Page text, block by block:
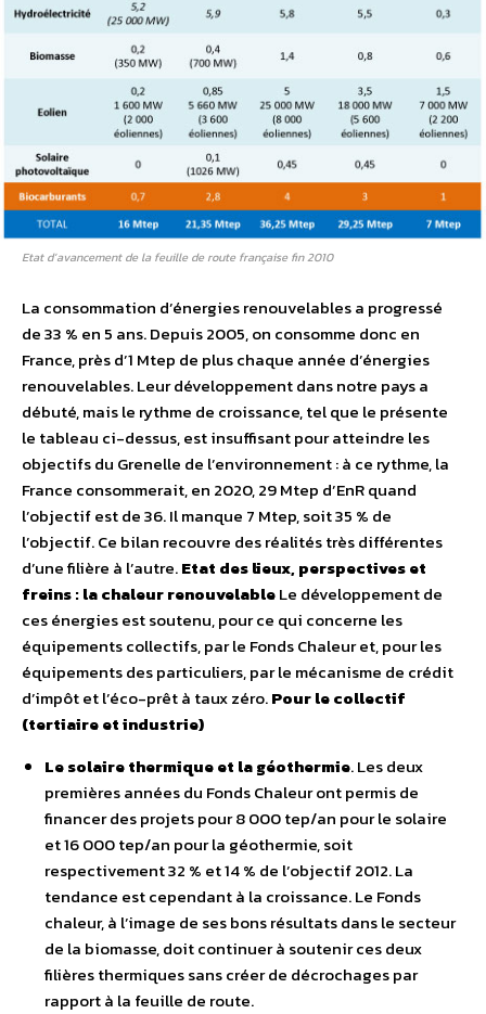
Etat d’avancement de la feuille de route française fin 2010
La consommation d’énergies renouvelables a progressé
de 33 % en 5 ans. Depuis 2005, on consomme donc en
France, près d’1 Mtep de plus chaque année d’énergies
renouvelables. Leur développement dans notre pays a
débuté, mais le rythme de croissance, tel que le présente
le tableau ci-dessus, est insuffisant pour atteindre les
objectifs du Grenelle de l’environnement : à ce rythme, la
France consommerait, en 2020, 29 Mtep d’EnR quand
l’objectif est de 36. Il manque 7 Mtep, soit 35 % de
l’objectif. Ce bilan recouvre des réalités très différentes
d’une filière à l’autre.Etat des lieux, perspectives et
freins : la chaleur renouvelableLe développement de
ces énergies est soutenu, pour ce qui concerne les
équipements collectifs, par le Fonds Chaleur et, pour les
équipements des particuliers, par le mécanisme de crédit
d’impôt et l’éco-prêt à taux zéro.Pour le collectif
(tertiaire et industrie)
Le solaire thermique et la géothermie. Les deux
premières années du Fonds Chaleur ont permis de
financer des projets pour 8 000 tep/an pour le solaire
et 16 000 tep/an pour la géothermie, soit
respectivement 32 % et 14 % de l’objectif 2012. La
tendance est cependant à la croissance. Le Fonds
chaleur, à l’image de ses bons résultats dans le secteur
de la biomasse, doit continuer à soutenir ces deux
filières thermiques sans créer de décrochages par
rapport à la feuille de route.